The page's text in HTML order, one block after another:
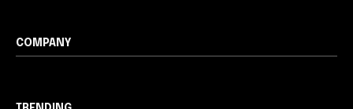
COMPANY